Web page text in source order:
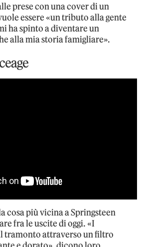
prese con una cover di un
essere «un tributo alla gente
ha spinto a diventare un
alla mia storia famigliare».
cosa più vicina a Springsteen
fra le uscite di oggi. «I
tramonto attraverso un filtro